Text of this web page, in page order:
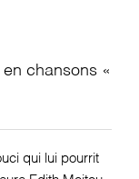
chansons «
qui lui pourrit